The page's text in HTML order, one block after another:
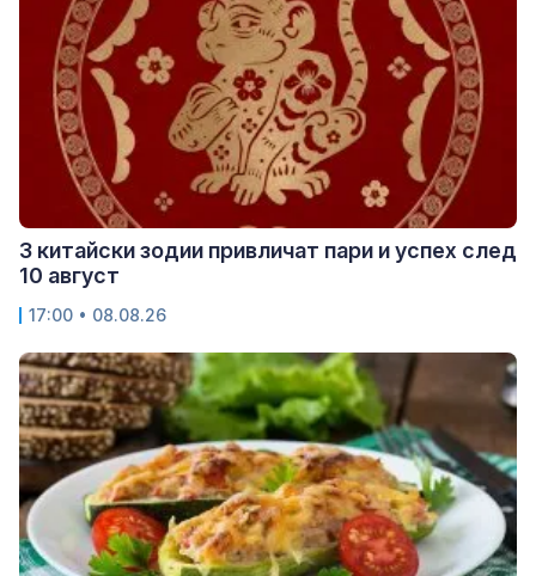
3 китайски зодии привличат пари и успех след
10 август
17:00 • 08.08.26